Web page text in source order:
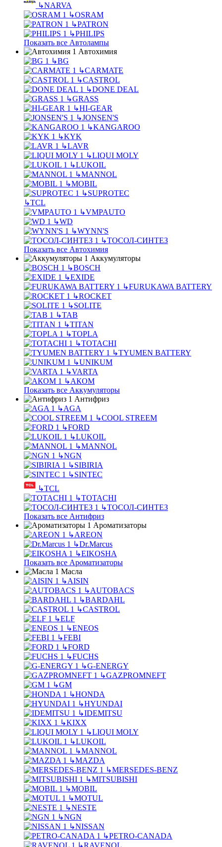
↳NARVA
↳OSRAM
↳PATRON
↳PHILIPS
Показать все Автолампы
Автохимия
↳BG
↳CARMATE
↳CASTROL
↳DONE DEAL
↳GRASS
↳HI-GEAR
↳JONSEN'S
↳KANGAROO
↳KYK
↳LAVR
↳LIQUI MOLY
↳LUKOIL
↳MANNOL
↳MOBIL
↳SUPROTEC
↳TCL
↳VMPAUTO
↳WD
↳WYNN'S
↳ТОСОЛ-СИНТЕЗ
Показать все Автохимия
Аккумуляторы
↳BOSCH
↳EXIDE
↳FURUKAWA BATTERY
↳ROCKET
↳SOLITE
↳TAB
↳TITAN
↳TOPLA
↳TOTACHI
↳TYUMEN BATTERY
↳UNIKUM
↳VARTA
↳АКОМ
Показать все Аккумуляторы
Антифриз
↳AGA
↳COOL STREEM
↳FORD
↳LUKOIL
↳MANNOL
↳NGN
↳SIBIRIA
↳SINTEC
↳TCL
↳TOTACHI
↳ТОСОЛ-СИНТЕЗ
Показать все Антифриз
Ароматизаторы
↳AREON
↳Dr.Marcus
↳EIKOSHA
Показать все Ароматизаторы
Масла
↳AISIN
↳AUTOBACS
↳BARDAHL
↳CASTROL
↳ELF
↳ENEOS
↳FEBI
↳FORD
↳FUCHS
↳G-ENERGY
↳GAZPROMNEFT
↳GM
↳HONDA
↳HYUNDAI
↳IDEMITSU
↳KIXX
↳LIQUI MOLY
↳LUKOIL
↳MANNOL
↳MAZDA
↳MERSEDES-BENZ
↳MITSUBISHI
↳MOBIL
↳MOTUL
↳NESTE
↳NGN
↳NISSAN
↳PETRO-CANADA
↳RAVENOL